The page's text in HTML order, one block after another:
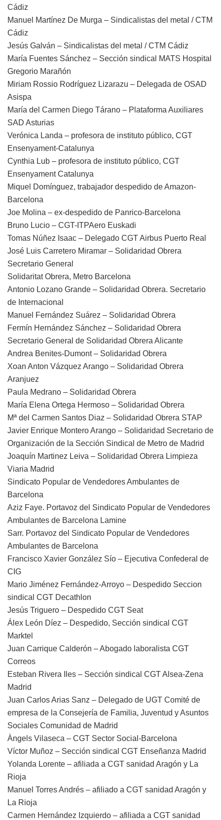
Cádiz
Manuel Martínez De Murga – Sindicalistas del metal / CTM
Cádiz
Jesús Galván – Sindicalistas del metal / CTM Cádiz
María Fuentes Sánchez – Sección sindical MATS Hospital
Gregorio Marañón
Miriam Rossio Rodríguez Lizarazu – Delegada de OSAD
Asispa
María del Carmen Diego Tárano – Plataforma Auxiliares
SAD Asturias
Verónica Landa – profesora de instituto público, CGT
Ensenyament-Catalunya
Cynthia Lub – profesora de instituto público, CGT
Ensenyament Catalunya
Miquel Domínguez, trabajador despedido de Amazon-
Barcelona
Joe Molina – ex-despedido de Panrico-Barcelona
Bruno Lucio – CGT-ITPAero Euskadi
Tomas Núñez Isaac – Delegado CGT Airbus Puerto Real
José Luis Carretero Miramar – Solidaridad Obrera
Secretario General
Solidaritat Obrera, Metro Barcelona
Antonio Lozano Grande – Solidaridad Obrera. Secretario
de Internacional
Manuel Fernández Suárez – Solidaridad Obrera
Fermín Hernández Sánchez – Solidaridad Obrera
Secretario General de Solidaridad Obrera Alicante
Andrea Benites-Dumont – Solidaridad Obrera
Xoan Anton Vázquez Arango – Solidaridad Obrera
Aranjuez
Paula Medrano – Solidaridad Obrera
María Elena Ortega Hermoso – Solidaridad Obrera
Mª del Carmen Santos Diaz – Solidaridad Obrera STAP
Javier Enrique Montero Arango – Solidaridad Secretario de
Organización de la Sección Sindical de Metro de Madrid
Joaquín Martinez Leiva – Solidaridad Obrera Limpieza
Viaria Madrid
Sindicato Popular de Vendedores Ambulantes de
Barcelona
Aziz Faye. Portavoz del Sindicato Popular de Vendedores
Ambulantes de Barcelona Lamine
Sarr. Portavoz del Sindicato Popular de Vendedores
Ambulantes de Barcelona
Francisco Xavier González Sío – Ejecutiva Confederal de
CIG
Mario Jiménez Fernández-Arroyo – Despedido Seccion
sindical CGT Decathlon
Jesús Triguero – Despedido CGT Seat
Álex León Díez – Despedido, Sección sindical CGT
Marktel
Juan Carrique Calderón – Abogado laboralista CGT
Correos
Esteban Rivera Iles – Sección sindical CGT Alsea-Zena
Madrid
Juan Carlos Arias Sanz – Delegado de UGT Comité de
empresa de la Consejería de Familia, Juventud y Asuntos
Sociales Comunidad de Madrid
Àngels Vilaseca – CGT Sector Social-Barcelona
Víctor Muñoz – Sección sindical CGT Enseñanza Madrid
Yolanda Lorente – afiliada a CGT sanidad Aragón y La
Rioja
Manuel Torres Andrés – afiliado a CGT sanidad Aragón y
La Rioja
Carmen Hernández Izquierdo – afiliada a CGT sanidad